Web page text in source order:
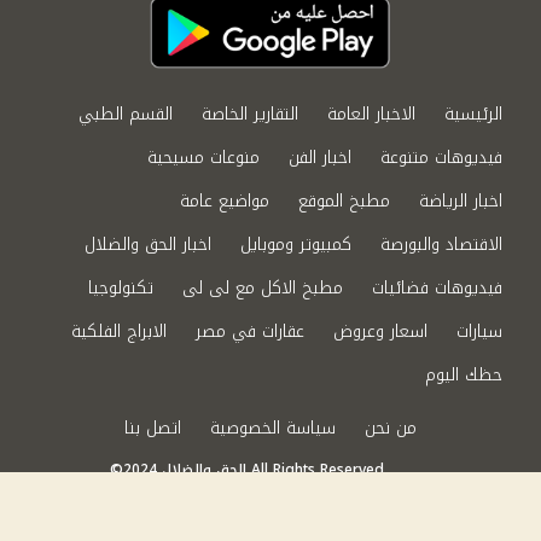
الرئيسية الاخبار العامة التقارير الخاصة
القسم الطبي
فيديوهات متنوعة
اخبار الفن
منوعات مسيحية
اخبار الرياضة
مطبخ الموقع
مواضيع عامة
الاقتصاد والبورصة
كمبيوتر وموبايل
اخبار الحق والضلال
فيديوهات فضائيات
مطبخ الاكل مع لى لى
تكنولوجيا
سيارات
اسعار وعروض عقارات في مصر
الابراج الفلكية
حظك اليوم
من نحن
سياسة الخصوصية اتصل بنا
©2024 الحق والضلال All Rights Reserved.